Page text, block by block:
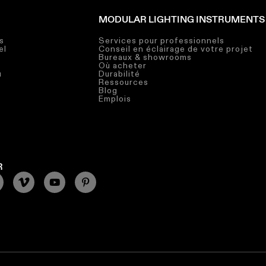
MODULAR LIGHTING INSTRUMENTS
Services pour professionnels
Conseil en éclairage de votre projet
Bureaux & showrooms
Où acheter
Durabilité
Ressources
Blog
Emplois